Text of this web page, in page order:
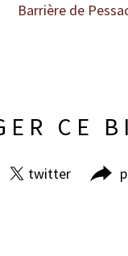
Barrière de
CE
twitter